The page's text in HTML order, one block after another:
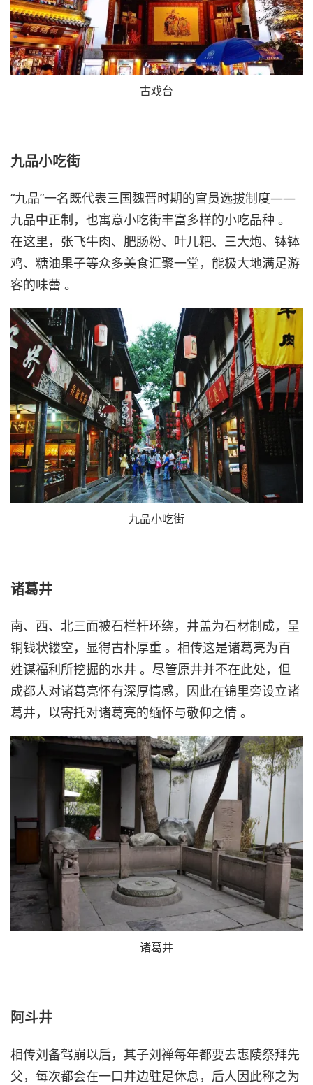
古戏台
九品小吃街
“九品”一名既代表三国魏晋时期的官员选拔制度——
九品中正制，也寓意小吃街丰富多样的小吃品种 。
在这里，张飞牛肉、肥肠粉、叶儿粑、三大炮、钵钵
鸡、糖油果子等众多美食汇聚一堂，能极大地满足游
客的味蕾 。
九品小吃街
诸葛井
南、西、北三面被石栏杆环绕，井盖为石材制成，呈
铜钱状镂空，显得古朴厚重 。相传这是诸葛亮为百
姓谋福利所挖掘的水井 。尽管原井并不在此处，但
成都人对诸葛亮怀有深厚情感，因此在锦里旁设立诸
葛井，以寄托对诸葛亮的缅怀与敬仰之情 。
诸葛井
阿斗井
相传刘备驾崩以后，其子刘禅每年都要去惠陵祭拜先
父，每次都会在一口井边驻足休息，后人因此称之为